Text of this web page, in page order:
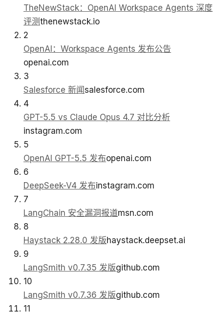
TheNewStack：OpenAI Workspace Agents 深度
评测thenewstack.io
2
OpenAI：Workspace Agents 发布公告
openai.com
3
Salesforce 新闻salesforce.com
4
GPT-5.5 vs Claude Opus 4.7 对比分析
instagram.com
5
OpenAI GPT-5.5 发布openai.com
6
DeepSeek-V4 发布instagram.com
7
LangChain 安全漏洞报道msn.com
8
Haystack 2.28.0 发版haystack.deepset.ai
9
LangSmith v0.7.35 发版github.com
10
LangSmith v0.7.36 发版github.com
11